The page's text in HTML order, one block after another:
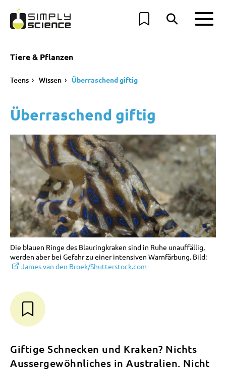
Tiere & Pflanzen
Teens Wissen Überraschend giftig
Überraschend giftig
Die blauen Ringe des Blauringkraken sind in Ruhe unauffällig,
werden aber bei Gefahr zu einer intensiven Warnfärbung. Bild:
James van den Broek/Shutterstock.com
Giftige Schnecken und Kraken? Nichts
Aussergewöhnliches in Australien. Nicht